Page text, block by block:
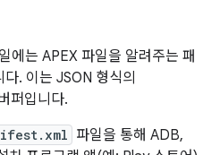
에는 APEX 파일을 알려주는 패
. 이는 JSON 형식의
퍼입니다.
파일을 통해 ADB,